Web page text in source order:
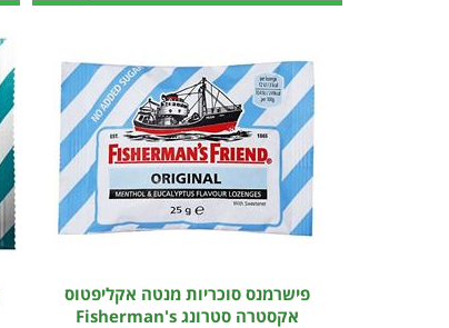
פישרמנס סוכריות מנטה אקליפטוס
אקסטרה סטרונג Fisherman's